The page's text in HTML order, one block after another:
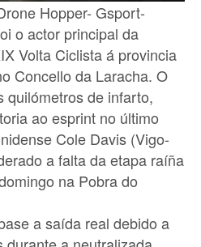
Hopper- Gsport-
o actor principal da
Volta Ciclista á provincia
Concello da Laracha. O
quilómetros de infarto,
ao esprint no último
Cole Davis (Vigo-
a falta da etapa raíña
na Pobra do
a saída real debido a